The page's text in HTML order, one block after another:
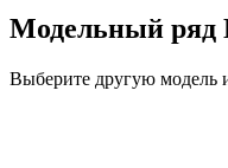
Модельный ряд
Выберите другую модель